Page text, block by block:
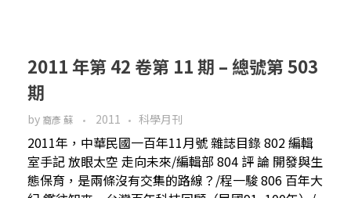
2011 年第 42 卷第 11 期 – 總號第 503
期
by 裔彥 蘇 2011 科學月刊
2011年，中華民國一百年11月號 雜誌目錄 802 編輯
室手記 放眼太空 走向未來/編輯部 804 評 論 開發與生
態保育，是兩條沒有交集的路線？/程一駿 806 百年大